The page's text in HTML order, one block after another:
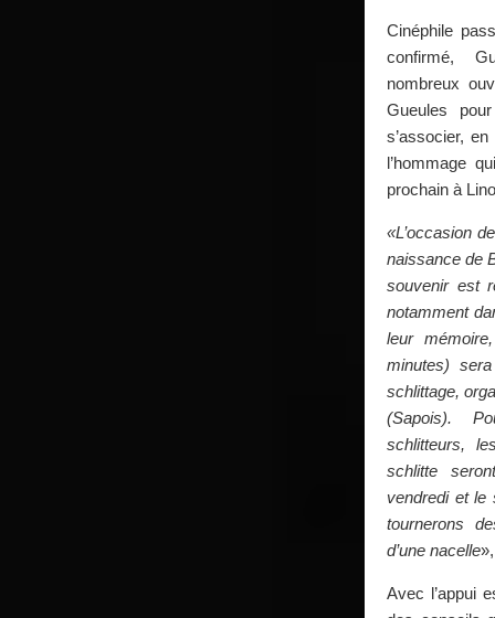
Cinéphile
confirmé,
nombreux
Gueules
s’associer,
l’hommage
prochain à
«L’occasion
naissance de
souvenir est
notamment
leur
minutes)
schlittage,
(Sapois).
schlitteurs,
schlitte
vendredi et le
tournerons
d’une nacelle
Avec l’appui